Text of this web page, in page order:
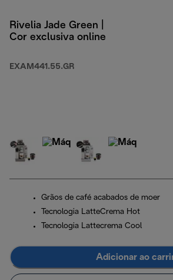
Rivelia Jade Green |
Cor exclusiva online
EXAM441.55.GR
Grãos de café acabados de moer
Tecnologia LatteCrema Hot
Tecnologia Lattecrema Cool
Adicionar ao